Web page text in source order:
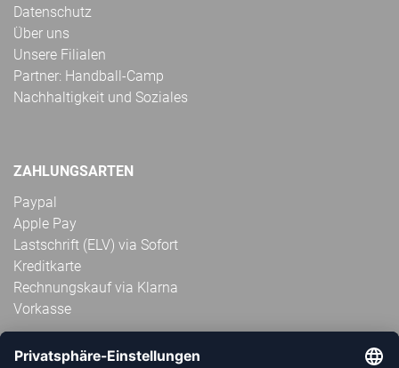
Datenschutz
Über uns
Unsere Filialen
Partner: Handball-Camp
Nachhaltigkeit und Soziales
ZAHLUNGSARTEN
Paypal
Apple Pay
Lastschrift (ELV) via Sofort
Kreditkarte
Rechnungskauf via Klarna
Vorkasse